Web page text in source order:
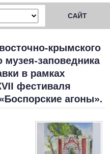
САЙТ
крымского
музея-заповедника
в рамках
фестиваля
агоны».